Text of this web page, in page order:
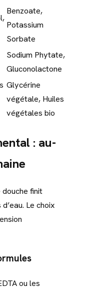
Benzoate,
Potassium
Sorbate
Sodium Phytate,
Gluconolactone
Glycérine
végétale, Huiles
végétales bio
: au-
douche finit
Le choix
ou les